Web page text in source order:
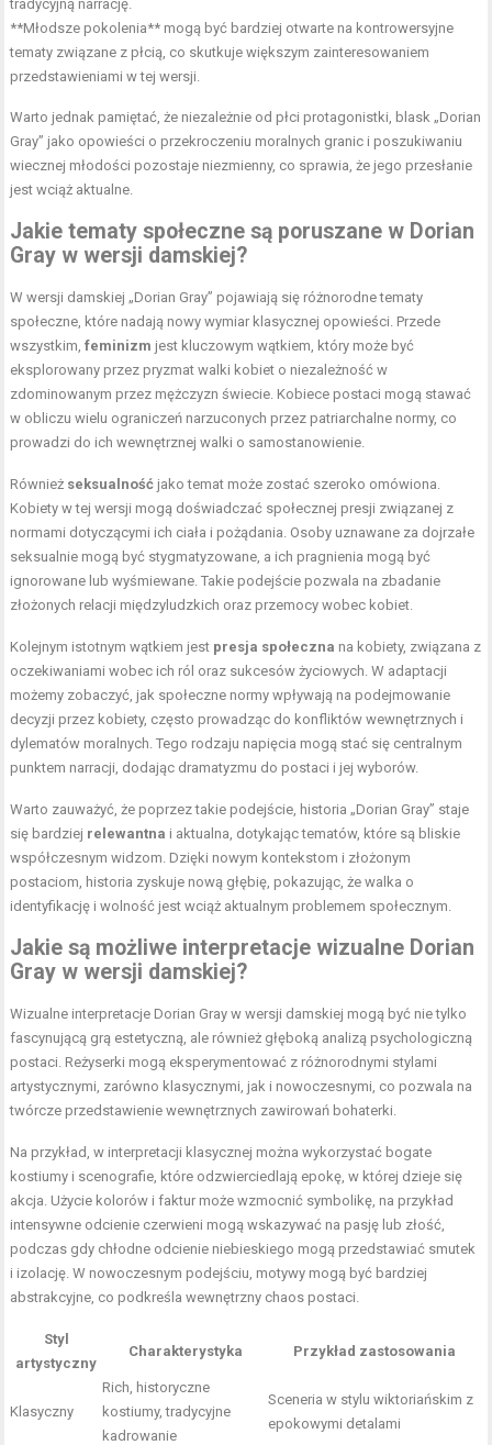
tradycyjną narrację.
**Młodsze pokolenia** mogą być bardziej otwarte na kontrowersyjne
tematy związane z płcią, co skutkuje większym zainteresowaniem
przedstawieniami w tej wersji.
Warto jednak pamiętać, że niezależnie od płci protagonistki, blask „Dorian
Gray” jako opowieści o przekroczeniu moralnych granic i poszukiwaniu
wiecznej młodości pozostaje niezmienny, co sprawia, że jego przesłanie
jest wciąż aktualne.
Jakie tematy społeczne są poruszane w Dorian
Gray w wersji damskiej?
W wersji damskiej „Dorian Gray” pojawiają się różnorodne tematy
społeczne, które nadają nowy wymiar klasycznej opowieści. Przede
wszystkim,feminizm jest kluczowym wątkiem, który może być
eksplorowany przez pryzmat walki kobiet o niezależność w
zdominowanym przez mężczyzn świecie. Kobiece postaci mogą stawać
w obliczu wielu ograniczeń narzuconych przez patriarchalne normy, co
prowadzi do ich wewnętrznej walki o samostanowienie.
Również seksualność jako temat może zostać szeroko omówiona.
Kobiety w tej wersji mogą doświadczać społecznej presji związanej z
normami dotyczącymi ich ciała i pożądania. Osoby uznawane za dojrzałe
seksualnie mogą być stygmatyzowane, a ich pragnienia mogą być
ignorowane lub wyśmiewane. Takie podejście pozwala na zbadanie
złożonych relacji międzyludzkich oraz przemocy wobec kobiet.
Kolejnym istotnym wątkiem jest presja społeczna na kobiety, związana z
oczekiwaniami wobec ich ról oraz sukcesów życiowych. W adaptacji
możemy zobaczyć, jak społeczne normy wpływają na podejmowanie
decyzji przez kobiety, często prowadząc do konfliktów wewnętrznych i
dylematów moralnych. Tego rodzaju napięcia mogą stać się centralnym
punktem narracji, dodając dramatyzmu do postaci i jej wyborów.
Warto zauważyć, że poprzez takie podejście, historia „Dorian Gray” staje
się bardziej relewantna i aktualna, dotykając tematów, które są bliskie
współczesnym widzom. Dzięki nowym kontekstom i złożonym
postaciom, historia zyskuje nową głębię, pokazując, że walka o
identyfikację i wolność jest wciąż aktualnym problemem społecznym.
Jakie są możliwe interpretacje wizualne Dorian
Gray w wersji damskiej?
Wizualne interpretacje Dorian Gray w wersji damskiej mogą być nie tylko
fascynującą grą estetyczną, ale również głęboką analizą psychologiczną
postaci. Reżyserki mogą eksperymentować z różnorodnymi stylami
artystycznymi, zarówno klasycznymi, jak i nowoczesnymi, co pozwala na
twórcze przedstawienie wewnętrznych zawirowań bohaterki.
Na przykład, w interpretacji klasycznej można wykorzystać bogate
kostiumy i scenografie, które odzwierciedlają epokę, w której dzieje się
akcja. Użycie kolorów i faktur może wzmocnić symbolikę, na przykład
intensywne odcienie czerwieni mogą wskazywać na pasję lub złość,
podczas gdy chłodne odcienie niebieskiego mogą przedstawiać smutek
i izolację. W nowoczesnym podejściu, motywy mogą być bardziej
abstrakcyjne, co podkreśla wewnętrzny chaos postaci.
Styl
artystyczny
Charakterystyka Przykład zastosowania
Klasyczny
Rich, historyczne
kostiumy, tradycyjne
kadrowanie
Sceneria w stylu wiktoriańskim z
epokowymi detalami